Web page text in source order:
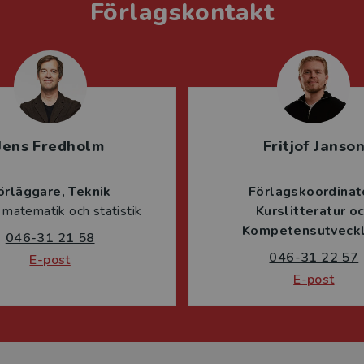
Förlagskontakt
Fredholm
Teknik
matematik och statistik
046-31 21 58
E-post
Fritjof Janson
Kurslitteratur
046-31 22 57
E-post